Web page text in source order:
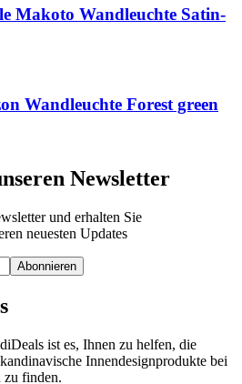
Makoto Wandleuchte Satin-
Wandleuchte Forest green
Newsletter
und erhalten Sie
neuesten Updates
Abonnieren
ist es, Ihnen zu helfen, die
Innendesignprodukte bei
zu finden.